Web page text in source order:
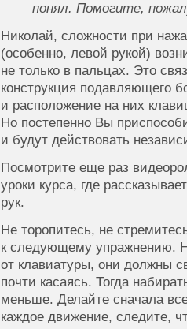
понял. Помогите,
Николай, сложности при
(особенно, левой рукой)
не только в пальцах. Это
конструкция подавляющего
и расположение на них
Но постепенно Вы
и будут действовать
Посмотрите еще раз
уроки курса, где
рук.
Не торопитесь, не
к следующему упражнению.
от клавиатуры, они должны
почти касаясь. Тогда
меньше. Делайте сначала
каждое движение, следите,